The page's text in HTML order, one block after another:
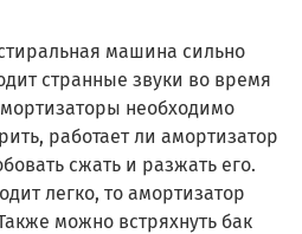
машина сильно
странные звуки во время
необходимо
работает ли амортизатор
сжать и разжать его.
легко, то амортизатор
можно встряхнуть бак